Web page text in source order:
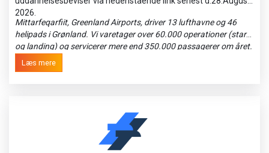
2026.
Mittarfeqarfiit, Greenland Airports, driver 13 lufthavne og 46
helipads i Grønland. Vi varetager over 60.000 operationer (start
og landing) og servicerer mere end 350.000 passagerer om året.
Med ca. 400 medarbejdere er vi en af landets største
arbejdspladser, og vi arbejder konstant på, at udvikle vores
Læs mere